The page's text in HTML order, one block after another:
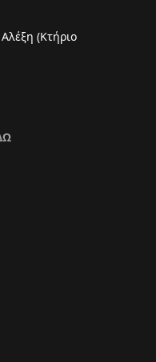
(Κτήριο